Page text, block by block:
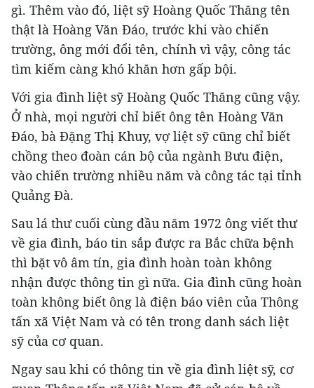
gì. Thêm vào đó, liệt sỹ Hoàng Quốc Thăng tên
thật là Hoàng Văn Đáo, trước khi vào chiến
trường, ông mới đổi tên, chính vì vậy, công tác
tìm kiếm càng khó khăn hơn gấp bội.
Với gia đình liệt sỹ Hoàng Quốc Thăng cũng vậy.
Ở nhà, mọi người chỉ biết ông tên Hoàng Văn
Đáo, bà Đặng Thị Khuy, vợ liệt sỹ cũng chỉ biết
chồng theo đoàn cán bộ của ngành Bưu điện,
vào chiến trường nhiều năm và công tác tại tỉnh
Quảng Đà.
Sau lá thư cuối cùng đầu năm 1972 ông viết thư
về gia đình, báo tin sắp được ra Bắc chữa bệnh
thì bặt vô âm tín, gia đình hoàn toàn không
nhận được thông tin gì nữa. Gia đình cũng hoàn
toàn không biết ông là điện báo viên của Thông
tấn xã Việt Nam và có tên trong danh sách liệt
sỹ của cơ quan.
Ngay sau khi có thông tin về gia đình liệt sỹ, cơ